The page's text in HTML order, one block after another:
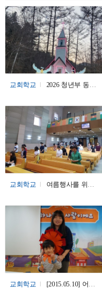
교회학교 2026 청년부 동계수련회
교회학교 여름행사를 위한 교사기도회1
교회학교 [2015.05.10] 어버이주일 - 유치부